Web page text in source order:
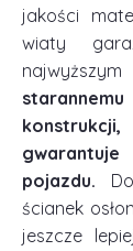
jakości
wiaty
pojazdu.
ścianek
jeszcze